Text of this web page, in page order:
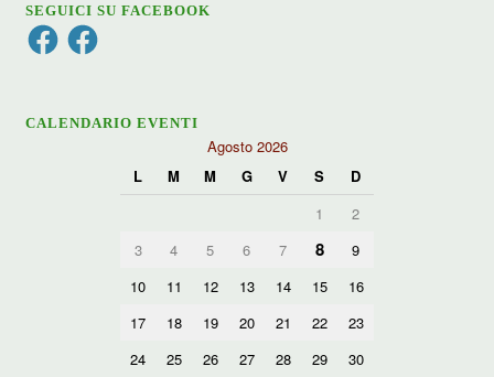
SEGUICI SU FACEBOOK
FacebookFacebook
CALENDARIO EVENTI
Agosto 2026
L
M M G V S
D
1
2
3
4 5 6 7 8
9
10
11 12 13 14 15
16
17
18 19 20 21 22
23
24
25 26 27 28 29
30